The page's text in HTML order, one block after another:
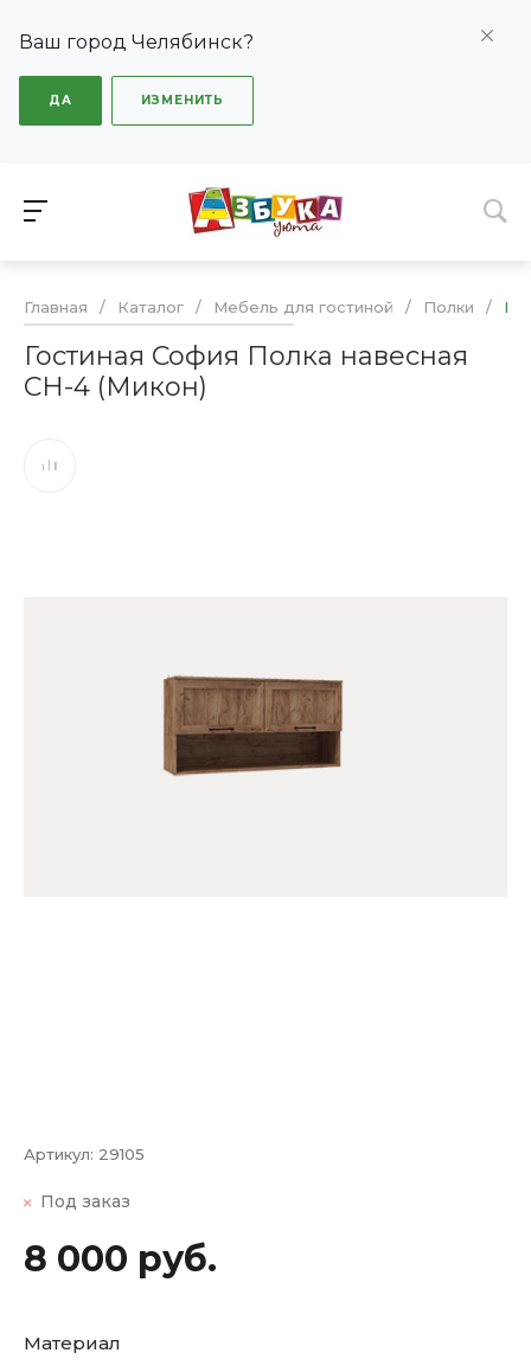
Ваш город Челябинск?
ДА ИЗМЕНИТЬ
Главная / Каталог / Мебель для гостиной / Полки /
Гостиная София Полка навесная
СН-4 (Микон)
Артикул: 29105
Под заказ
8 000 руб.
Материал